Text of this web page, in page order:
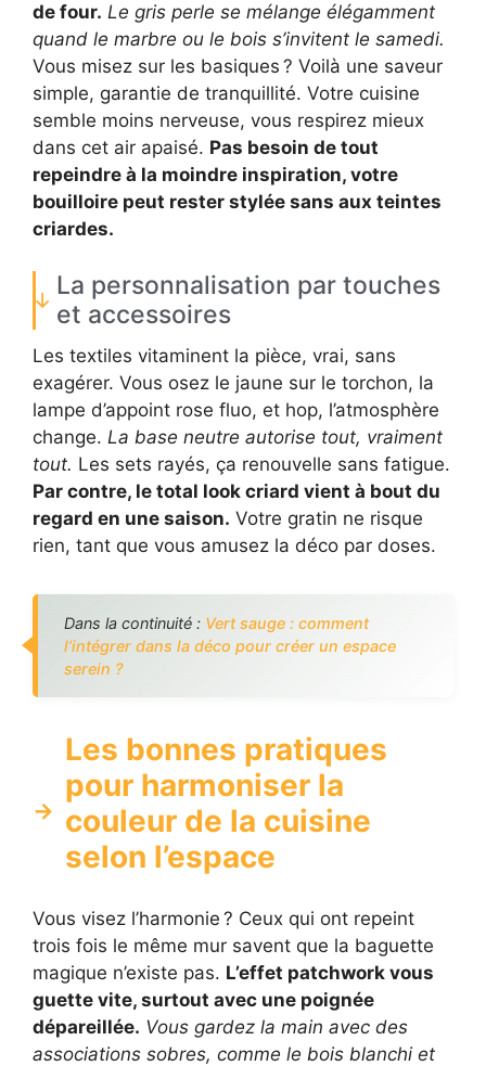
de four. Le gris perle se mélange élégamment
quand le marbre ou le bois s’invitent le samedi.
Vous misez sur les basiques ? Voilà une saveur
simple, garantie de tranquillité. Votre cuisine
semble moins nerveuse, vous respirez mieux
dans cet air apaisé. Pas besoin de tout
repeindre à la moindre inspiration, votre
bouilloire peut rester stylée sans aux teintes
criardes.
La personnalisation par touches
et accessoires
Les textiles vitaminent la pièce, vrai, sans
exagérer. Vous osez le jaune sur le torchon, la
lampe d’appoint rose fluo, et hop, l’atmosphère
change. La base neutre autorise tout, vraiment
tout. Les sets rayés, ça renouvelle sans fatigue.
Par contre, le total look criard vient à bout du
regard en une saison. Votre gratin ne risque
rien, tant que vous amusez la déco par doses.
Dans la continuité : Vert sauge : comment
l’intégrer dans la déco pour créer un espace
serein ?
Les bonnes pratiques
pour harmoniser la
couleur de la cuisine
selon l’espace
Vous visez l’harmonie ? Ceux qui ont repeint
trois fois le même mur savent que la baguette
magique n’existe pas. L’effet patchwork vous
guette vite, surtout avec une poignée
dépareillée. Vous gardez la main avec des
associations sobres, comme le bois blanchi et